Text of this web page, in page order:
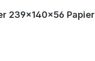
239x140x56 Papier